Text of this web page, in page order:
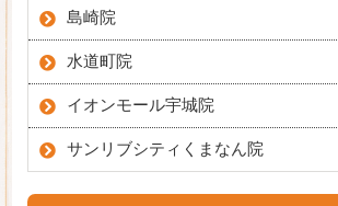
島崎院
水道町院
イオンモール宇城院
サンリブシティくまなん院